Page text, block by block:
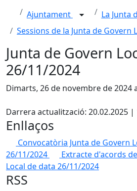
Ajuntament
La Junta
Sessions de la Junta de Govern
Junta de Govern
26/11/2024
Dimarts, 26 de novembre de 2024
Darrera actualització: 20.02.2025 |
Enllaços
Convocatòria Junta de Govern
26/11/2024
Extracte d'acords
Local de data 26/11/2024
RSS